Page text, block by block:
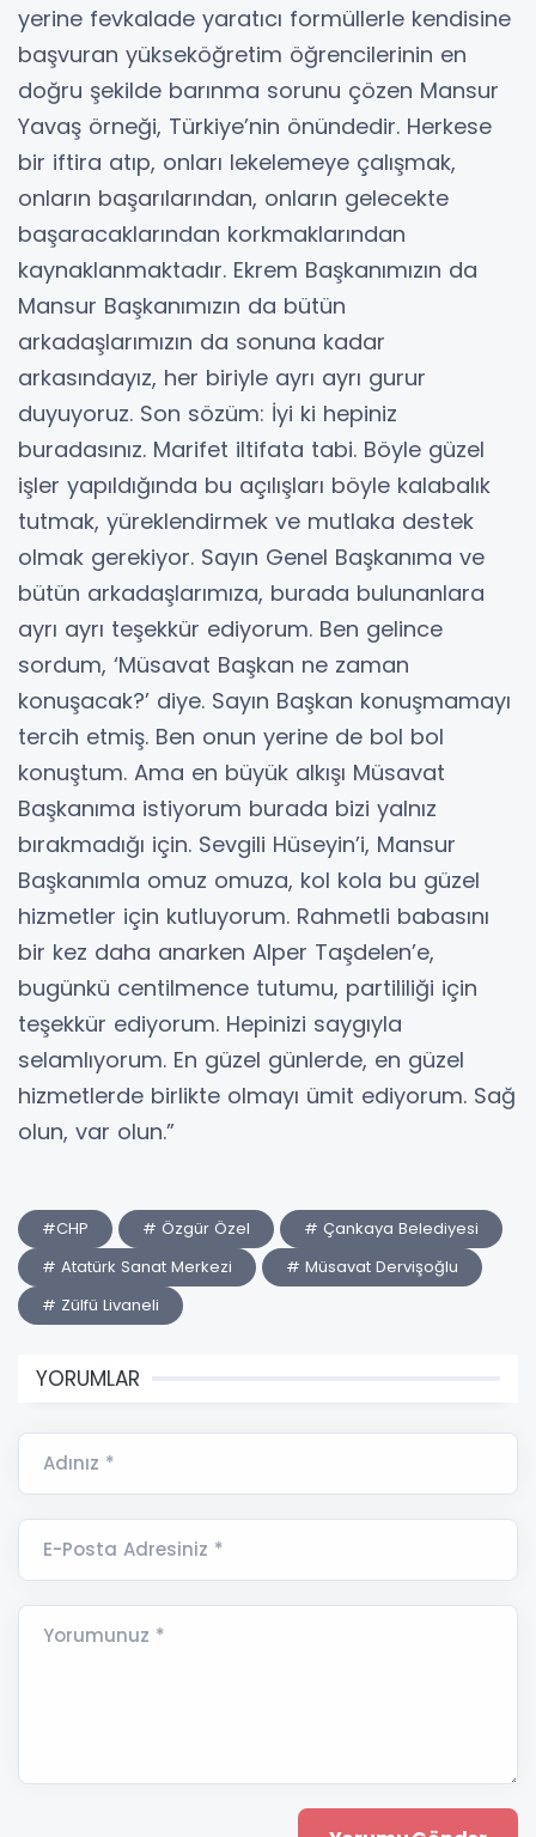
yerine fevkalade yaratıcı formüllerle kendisine
başvuran yükseköğretim öğrencilerinin en
doğru şekilde barınma sorunu çözen Mansur
Yavaş örneği, Türkiye’nin önündedir. Herkese
bir iftira atıp, onları lekelemeye çalışmak,
onların başarılarından, onların gelecekte
başaracaklarından korkmaklarından
kaynaklanmaktadır. Ekrem Başkanımızın da
Mansur Başkanımızın da bütün
arkadaşlarımızın da sonuna kadar
arkasındayız, her biriyle ayrı ayrı gurur
duyuyoruz. Son sözüm: İyi ki hepiniz
buradasınız. Marifet iltifata tabi. Böyle güzel
işler yapıldığında bu açılışları böyle kalabalık
tutmak, yüreklendirmek ve mutlaka destek
olmak gerekiyor. Sayın Genel Başkanıma ve
bütün arkadaşlarımıza, burada bulunanlara
ayrı ayrı teşekkür ediyorum. Ben gelince
sordum, ‘Müsavat Başkan ne zaman
konuşacak?’ diye. Sayın Başkan konuşmamayı
tercih etmiş. Ben onun yerine de bol bol
konuştum. Ama en büyük alkışı Müsavat
Başkanıma istiyorum burada bizi yalnız
bırakmadığı için. Sevgili Hüseyin’i, Mansur
Başkanımla omuz omuza, kol kola bu güzel
hizmetler için kutluyorum. Rahmetli babasını
bir kez daha anarken Alper Taşdelen’e,
bugünkü centilmence tutumu, partililiği için
teşekkür ediyorum. Hepinizi saygıyla
selamlıyorum. En güzel günlerde, en güzel
hizmetlerde birlikte olmayı ümit ediyorum. Sağ
olun, var olun.”
#CHP # Özgür Özel
# Çankaya Belediyesi
# Atatürk Sanat Merkezi
# Müsavat Dervişoğlu
# Zülfü Livaneli
YORUMLAR
Adınız *
E-Posta Adresiniz *
Yorumunuz *